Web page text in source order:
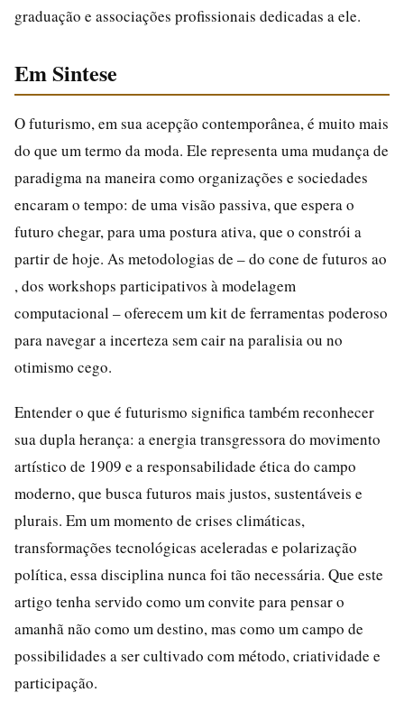
graduação e associações profissionais dedicadas a ele.
Em Sintese
O futurismo, em sua acepção contemporânea, é muito mais
do que um termo da moda. Ele representa uma mudança de
paradigma na maneira como organizações e sociedades
encaram o tempo: de uma visão passiva, que espera o
futuro chegar, para uma postura ativa, que o constrói a
partir de hoje. As metodologias de – do cone de futuros ao
, dos workshops participativos à modelagem
computacional – oferecem um kit de ferramentas poderoso
para navegar a incerteza sem cair na paralisia ou no
otimismo cego.
Entender o que é futurismo significa também reconhecer
sua dupla herança: a energia transgressora do movimento
artístico de 1909 e a responsabilidade ética do campo
moderno, que busca futuros mais justos, sustentáveis e
plurais. Em um momento de crises climáticas,
transformações tecnológicas aceleradas e polarização
política, essa disciplina nunca foi tão necessária. Que este
artigo tenha servido como um convite para pensar o
amanhã não como um destino, mas como um campo de
possibilidades a ser cultivado com método, criatividade e
participação.